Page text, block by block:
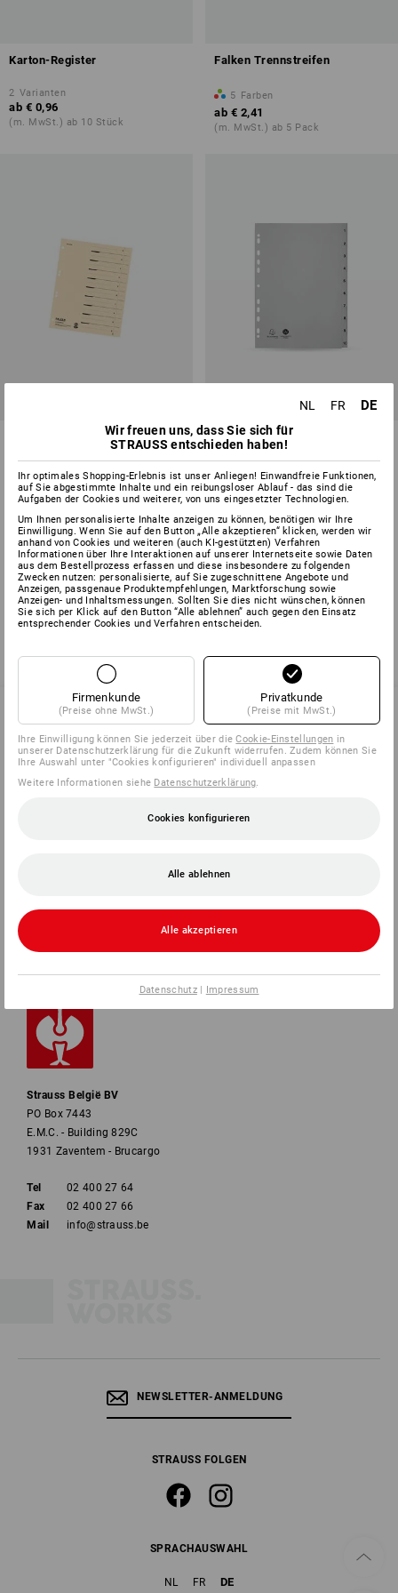
Karton-Register
2 Varianten
ab € 0,96
(m. MwSt.) ab 10 Stück
Falken Trennstreifen
5 Farben
ab € 2,41
(m. MwSt.) ab 5 Pack
Falken Trennblätter
1 Farbe
ab € 5,43
(m. MwSt.) ab 5 Pack
Kunststoff-Register, recycled
5 Varianten
ab € 1,68
(m. MwSt.) ab 10 Stück
Sie haben sich bereits 4 von 4 Artikeln angesehen.
SERVICE 02 400 27 64
Strauss België BV
PO Box 7443
E.M.C. - Building 829C
1931 Zaventem - Brucargo
Tel
02 400 27 64
Fax
02 400 27 66
Mail
info@strauss.be
NEWSLETTER-ANMELDUNG
STRAUSS FOLGEN
SPRACHAUSWAHL
NL FR DE
NL FR DE
Wir freuen uns, dass Sie sich für
STRAUSS entschieden haben!
Ihr optimales Shopping-Erlebnis ist unser Anliegen! Einwandfreie Funktionen,
auf Sie abgestimmte Inhalte und ein reibungsloser Ablauf - das sind die
Aufgaben der Cookies und weiterer, von uns eingesetzter Technologien.
Um Ihnen personalisierte Inhalte anzeigen zu können, benötigen wir Ihre
Einwilligung. Wenn Sie auf den Button „Alle akzeptieren“ klicken, werden wir
anhand von Cookies und weiteren (auch KI-gestützten) Verfahren
Informationen über Ihre Interaktionen auf unserer Internetseite sowie Daten
aus dem Bestellprozess erfassen und diese insbesondere zu folgenden
Zwecken nutzen: personalisierte, auf Sie zugeschnittene Angebote und
Anzeigen, passgenaue Produktempfehlungen, Marktforschung sowie
Anzeigen- und Inhaltsmessungen. Sollten Sie dies nicht wünschen, können
Sie sich per Klick auf den Button “Alle ablehnen” auch gegen den Einsatz
entsprechender Cookies und Verfahren entscheiden.
Firmenkunde
(Preise ohne MwSt.)
Privatkunde
(Preise mit MwSt.)
Ihre Einwilligung können Sie jederzeit über dieCookie-Einstellungen in
unserer Datenschutzerklärung für die Zukunft widerrufen. Zudem können Sie
Ihre Auswahl unter "Cookies konfigurieren" individuell anpassen
Weitere Informationen siehe Datenschutzerklärung.
Cookies konfigurieren
Alle ablehnen
Alle akzeptieren
Datenschutz| Impressum